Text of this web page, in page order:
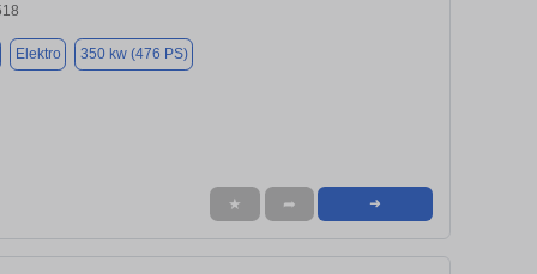
Elektro 350 kw (476 PS)
★ ➦ ➜